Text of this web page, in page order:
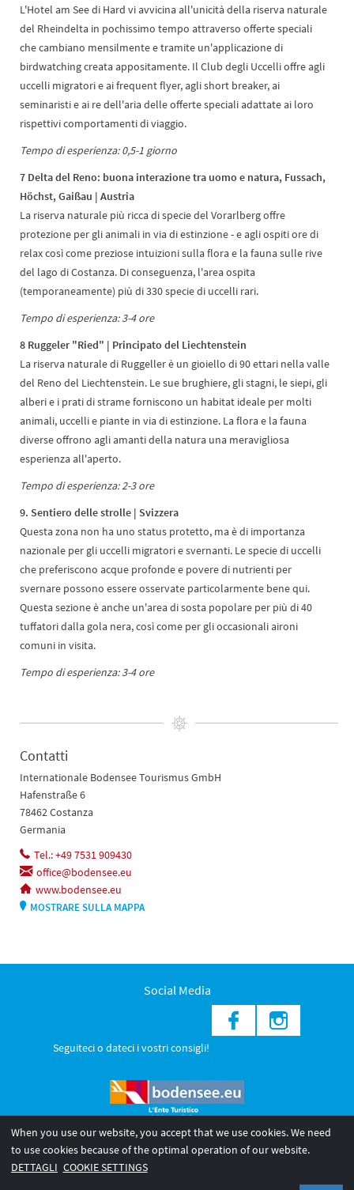
L'Hotel am See di Hard vi avvicina all'unicità della riserva naturale
del Rheindelta in pochissimo tempo attraverso offerte speciali
che cambiano mensilmente e tramite un'applicazione di
birdwatching creata appositamente. Il Club degli Uccelli offre agli
uccelli migratori e ai frequent flyer, agli short breaker, ai
seminaristi e ai re dell'aria delle offerte speciali adattate ai loro
rispettivi comportamenti di viaggio.
Tempo di esperienza: 0,5-1 giorno
7 Delta del Reno: buona interazione tra uomo e natura, Fussach,
Höchst, Gaißau | Austria
La riserva naturale più ricca di specie del Vorarlberg offre
protezione per gli animali in via di estinzione - e agli ospiti ore di
relax così come preziose intuizioni sulla flora e la fauna sulle rive
del lago di Costanza. Di conseguenza, l'area ospita
(temporaneamente) più di 330 specie di uccelli rari.
Tempo di esperienza: 3-4 ore
8 Ruggeler "Ried" | Principato del Liechtenstein
La riserva naturale di Ruggeller è un gioiello di 90 ettari nella valle
del Reno del Liechtenstein. Le sue brughiere, gli stagni, le siepi, gli
alberi e i prati di strame forniscono un habitat ideale per molti
animali, uccelli e piante in via di estinzione. La flora e la fauna
diverse offrono agli amanti della natura una meravigliosa
esperienza all'aperto.
Tempo di esperienza: 2-3 ore
9. Sentiero delle strolle | Svizzera
Questa zona non ha uno status protetto, ma è di importanza
nazionale per gli uccelli migratori e svernanti. Le specie di uccelli
che preferiscono acque profonde e povere di nutrienti per
svernare possono essere osservate particolarmente bene qui.
Questa sezione è anche un'area di sosta popolare per più di 40
tuffatori dalla gola nera, così come per gli occasionali aironi
comuni in visita.
Tempo di esperienza: 3-4 ore
Contatti
Internationale Bodensee Tourismus GmbH
Hafenstraße 6
78462 Costanza
Germania
Tel.: +49 7531 909430
office@bodensee.eu
www.bodensee.eu
MOSTRARE SULLA MAPPA
Social Media
Seguiteci o dateci i vostri consigli!
© 2026 Internationale Bodensee Tourismus GmbH
When you use our website, you accept that we use cookies. We need
to use cookies because of the optimal operation of our website.
DETTAGLI COOKIE SETTINGS